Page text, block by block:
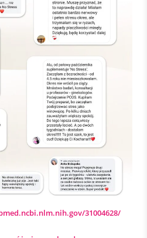
31004628/